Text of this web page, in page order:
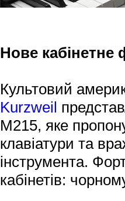
Новe кабінетне
Культовий
Kurzweil
M215, яке
клавіатури та
інструмента.
кабінетів: